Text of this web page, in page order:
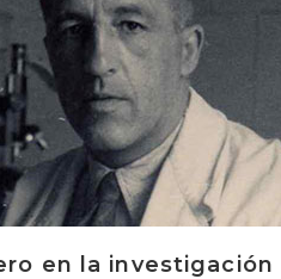
en la